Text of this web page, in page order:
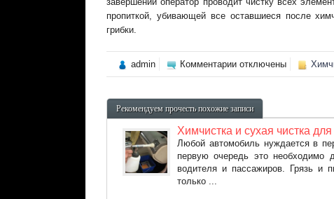
пропиткой, убивающей все оставшиеся после
грибки.
admin Комментариик
записи
химчистки
салона
отключены
Рекомендуем прочесть похожие записи
Химчистка и сухая чистка
Любой автомобиль нуждается в
первую очередь это необходимо
водителя и пассажиров. Грязь и
только ...